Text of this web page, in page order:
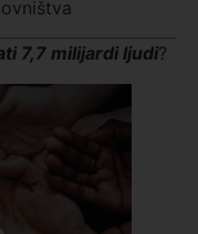
7,7 milijardi ljudi?